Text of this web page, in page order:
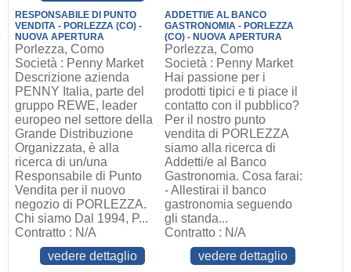
RESPONSABILE DI PUNTO
VENDITA - PORLEZZA (CO) -
NUOVA APERTURA
Porlezza, Como
Società : Penny Market
Descrizione azienda
PENNY Italia, parte del
gruppo REWE, leader
europeo nel settore della
Grande Distribuzione
Organizzata, è alla
ricerca di un/una
Responsabile di Punto
Vendita per il nuovo
negozio di PORLEZZA.
Chi siamo Dal 1994, P...
Contratto : N/A
vedere dettaglio
ADDETTI/E AL BANCO
GASTRONOMIA - PORLEZZA
(CO) - NUOVA APERTURA
Porlezza, Como
Società : Penny Market
Hai passione per i
prodotti tipici e ti piace il
contatto con il pubblico?
Per il nostro punto
vendita di PORLEZZA
siamo alla ricerca di
Addetti/e al Banco
Gastronomia. Cosa farai:
- Allestirai il banco
gastronomia seguendo
gli standa...
Contratto : N/A
vedere dettaglio